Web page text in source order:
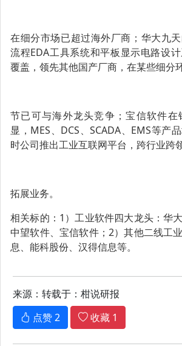
在细分市场已超过海外厂商；华大九
流程EDA工具系统和平板显示电路设
覆盖，领先其他国产厂商，在某些细分
节已可与海外龙头竞争；宝信软件在
显，MES、DCS、SCADA、EMS等产
时公司推出工业互联网平台，跨行业跨
拓展业务。
相关标的：1）工业软件四大龙头：华
中望软件、宝信软件；2）其他二线工
息、能科股份、汉得信息等。
来源：转载于：柑说研报
点赞2 收藏 1